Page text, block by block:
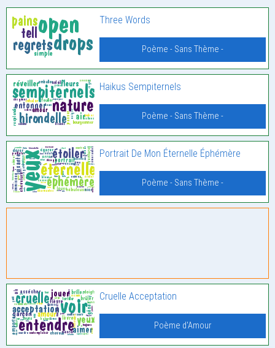
Three Words
Poème - Sans Thème -
Haikus Sempiternels
Poème - Sans Thème -
Portrait De Mon Éternelle Éphémère
Poème - Sans Thème -
Cruelle Acceptation
Poème d'Amour